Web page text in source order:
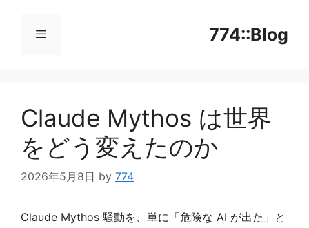
774::Blog
ニ
ュ
Claude Mythos は世界
をどう変えたのか
2026年5月8日 by 774
Claude Mythos 騒動を、単に「危険な AI が出た」と